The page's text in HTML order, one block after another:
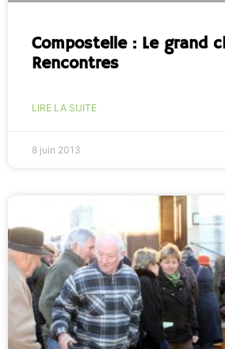
Compostelle : Le grand
Rencontres
LIRE LA SUITE
8 juin 2013